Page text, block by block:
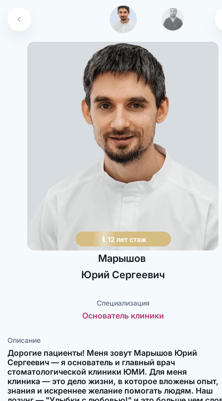
Марышов
Юрий Сергеевич
Специализация
Основатель клиники
Описание
Дорогие пациенты! Меня зовут Марышов Юрий
Сергеевич — я основатель и главный врач
стоматологической клиники ЮМИ. Для меня
клиника — это дело жизни, в которое вложены опыт,
знания и искреннее желание помогать людям. Наш
12 летстаж